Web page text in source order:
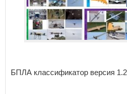
БПЛА классификатор версия